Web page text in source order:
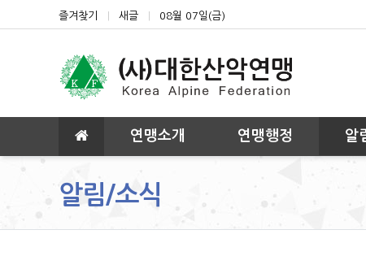
상단 네비
즐겨찾기 새글 08월 07일(금)
메인 메뉴 연맹소개 연맹행정 알
알림/소식